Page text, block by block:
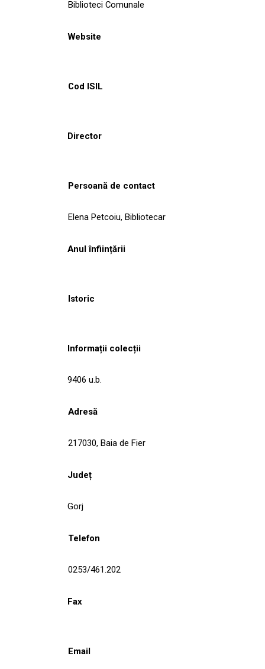
Biblioteci Comunale
Website
Cod ISIL
Director
Persoană de contact
Elena Petcoiu, Bibliotecar
Anul înființării
Istoric
Informații colecții
9406 u.b.
Adresă
217030, Baia de Fier
Județ
Gorj
Telefon
0253/461.202
Fax
Email